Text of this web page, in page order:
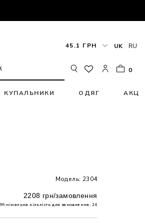
45.1 ГРН UK RU
0
КУПАЛЬНИКИ ОДЯГ
Модель: 2304
2208 грн/замовлення
Мінімальна кількість для замовлення: 24